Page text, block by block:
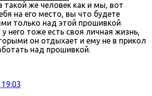
такой же человек как и мы, вот
на его место, вы что будете
только над этой прошивкой
у него тоже есть своя личная жизнь,
он отдыхает и ему не в прикол
над прошивкой.